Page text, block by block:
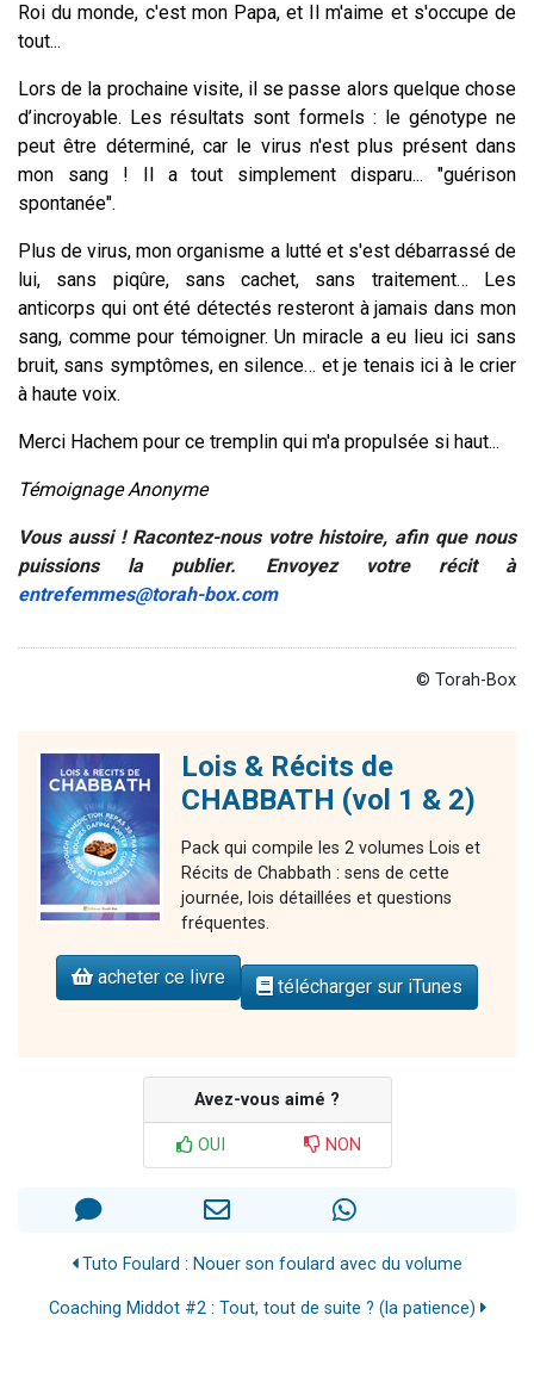
Roi du monde, c'est mon Papa, et Il m'aime et s'occupe de
tout...
Lors de la prochaine visite, il se passe alors quelque chose
d’incroyable. Les résultats sont formels : le génotype ne
peut être déterminé, car le virus n'est plus présent dans
mon sang ! Il a tout simplement disparu... "guérison
spontanée".
Plus de virus, mon organisme a lutté et s'est débarrassé de
lui, sans piqûre, sans cachet, sans traitement… Les
anticorps qui ont été détectés resteront à jamais dans mon
sang, comme pour témoigner. Un miracle a eu lieu ici sans
bruit, sans symptômes, en silence… et je tenais ici à le crier
à haute voix.
Merci Hachem pour ce tremplin qui m'a propulsée si haut...
Témoignage Anonyme
Vous aussi ! Racontez-nous votre histoire, afin que nous
puissions la publier. Envoyez votre récit à
entrefemmes@torah-box.com
© Torah-Box
Lois & Récits de
CHABBATH (vol 1 & 2)
Pack qui compile les 2 volumes Lois et
Récits de Chabbath : sens de cette
journée, lois détaillées et questions
fréquentes.
acheter ce livre télécharger sur iTunes
Avez-vous aimé ?
OUI NON
Tuto Foulard : Nouer son foulard avec du volume
Coaching Middot #2 : Tout, tout de suite ? (la patience)